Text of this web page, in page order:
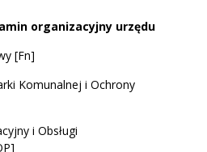
organizacyjny urzędu
[Fn]
Komunalnej i Ochrony
i Obsługi